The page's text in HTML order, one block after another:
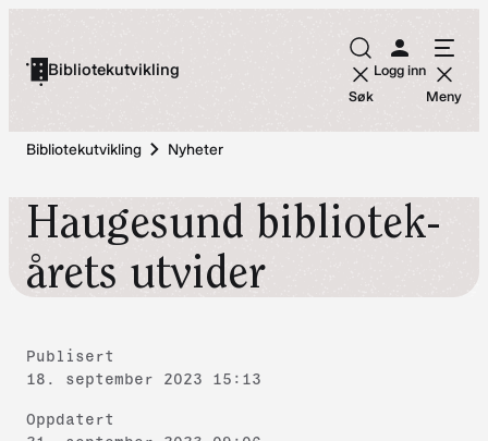
innholdBibliotekutvikling
Søk
Logg inn
Meny
Bibliotekutvikling Nyheter
Haugesund bibliotek-
årets utvider
Publisert
18. september 2023 15:13
Oppdatert